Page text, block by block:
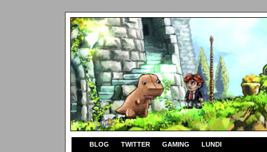
BLOG TWITTER GAMING LUNDI